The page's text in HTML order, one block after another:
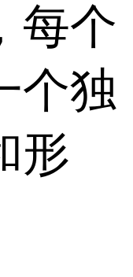
每个
个独
形